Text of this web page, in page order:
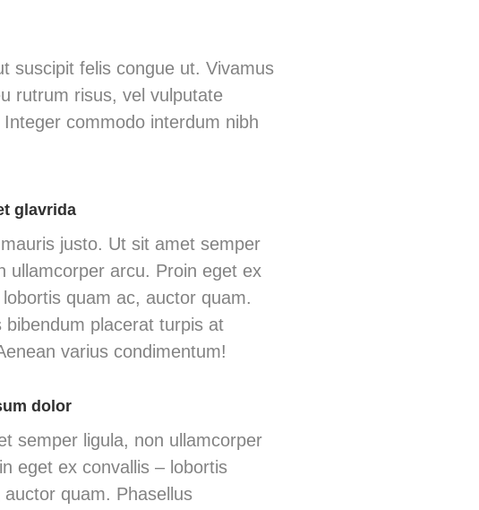
suscipit felis congue ut. Vivamus
rutrum risus, vel vulputate
commodo interdum nibh
glavrida
justo. Ut sit amet semper
ullamcorper arcu. Proin eget ex
quam ac, auctor quam.
bibendum placerat turpis at
varius condimentum!
dolor
semper ligula, non ullamcorper
eget ex convallis – lobortis
auctor quam. Phasellus